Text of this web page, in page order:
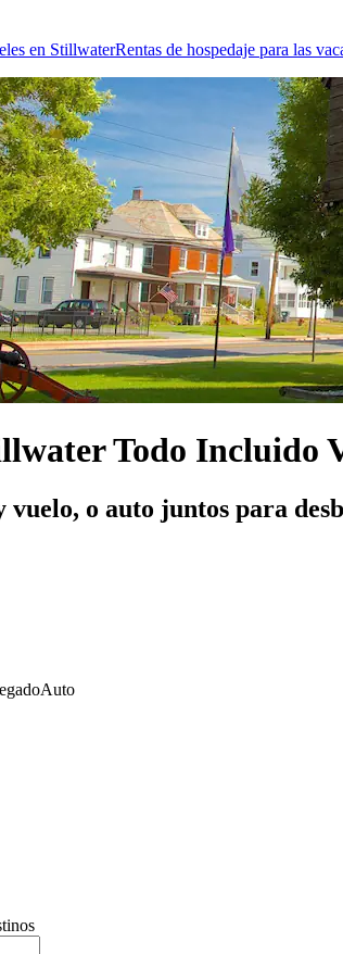
en StillwaterRentas de hospedaje para las
Todo Incluido
vuelo, o auto juntos para
Auto